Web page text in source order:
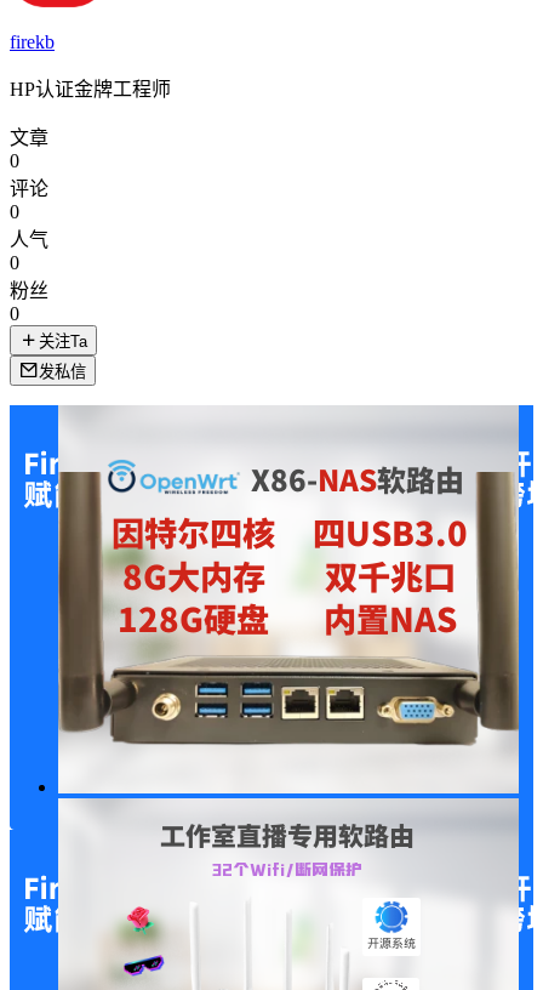
firekb
HP认证金牌工程师
文章
0
评论
0
人气
0
粉丝
0
关注Ta
发私信